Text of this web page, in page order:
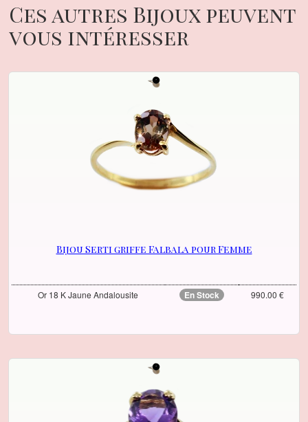
Ces autres Bijoux peuvent
vous intéresser
Bijou Serti griffe Falbala pour Femme
Or 18 K Jaune Andalousite En Stock 990.00 €